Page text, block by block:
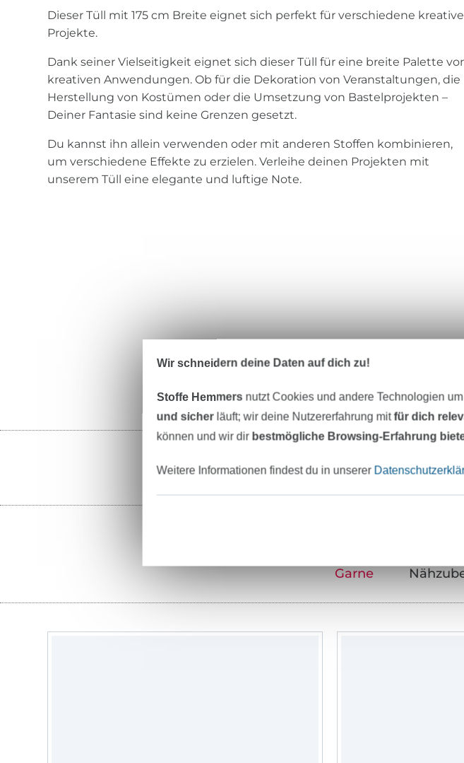
Dieser Tüll mit 175 cm Breite eignet sich perfekt für verschiedene kreative
Projekte.
Dank seiner Vielseitigkeit eignet sich dieser Tüll für eine breite Palette
kreativen Anwendungen. Ob für die Dekoration von Veranstaltungen, die
Herstellung von Kostümen oder die Umsetzung von Bastelprojekten –
Deiner Fantasie sind keine Grenzen gesetzt.
Du kannst ihn allein verwenden oder mit anderen Stoffen kombinieren,
um verschiedene Effekte zu erzielen. Verleihe deinen Projekten mit
unserem Tüll eine elegante und luftige Note.
Unser Tipp:
Garne
Wir schneidern deine Daten auf dich zu!
Stoffe Hemmers nutzt Cookies und andere Technologien
und sicherläuft; wir deine Nutzererfahrung mitfür dich
können und wir dir bestmögliche Browsing-Erfahrung
Weitere Informationen findest du in unserer